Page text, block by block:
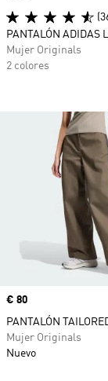
Precio
€ 80
PANTALÓN
Mujer Originals
Nuevo
PANTALÓN ADIDAS
Mujer Originals
2 colores